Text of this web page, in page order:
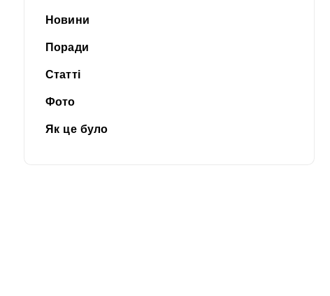
Новини
Поради
Статті
Фото
Як це було